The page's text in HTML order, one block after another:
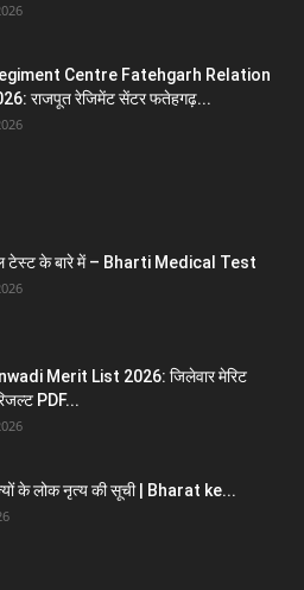
Centre Fatehgarh Relation
राजपूत रेजिमेंट सेंटर फतेहगढ़...
टेस्ट के बारे में – Bharti Medical Test
Merit List 2026: जिलेवार मेरिट
PDF...
के लोक नृत्य की सूची | Bharat ke...